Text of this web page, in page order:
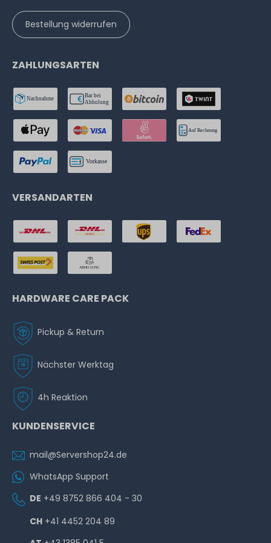
Bestellung widerrufen
ZAHLUNGSARTEN
VERSANDARTEN
HARDWARE CARE PACK
Pickup & Return
Nächster Werktag
4h Reaktion
KUNDENSERVICE
mail@Servershop24.de
WhatsApp Support
DE +49 8752 866 404 - 30
CH +41 4452 204 89